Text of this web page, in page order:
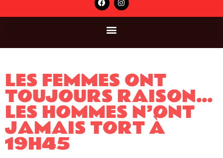
LES FEMMES ONT
TOUJOURS RAISON…
LES HOMMES N’ONT
JAMAIS TORT À
19H45